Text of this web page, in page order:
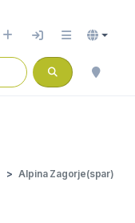
Alpina Zagorje(spar)